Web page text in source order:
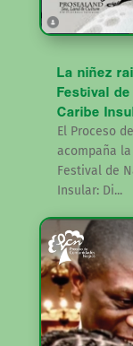
La niñez
Festival
Caribe
El Proceso
acompaña
Festival de
Insular: Di...